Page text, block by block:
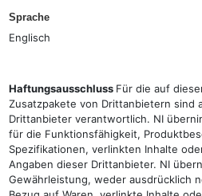
Sprache
Englisch
Haftungsausschluss Für die auf
Zusatzpakete von Drittanbietern sind
Drittanbieter verantwortlich. NI
für die Funktionsfähigkeit,
Spezifikationen, verlinkten Inhalte
Angaben dieser Drittanbieter. NI
Gewährleistung, weder ausdrücklich